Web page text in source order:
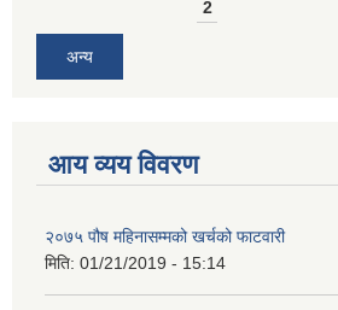
2
अन्य
आय व्यय विवरण
२०७५ पौष महिनासम्मको खर्चको फाटवारी
मिति: 01/21/2019 - 15:14